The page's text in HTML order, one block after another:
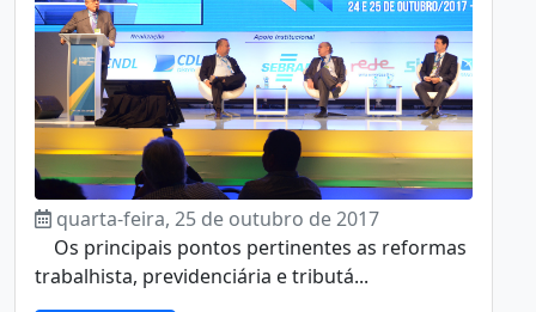
quarta-feira, 25 de outubro de 2017
Os principais pontos pertinentes as reformas
trabalhista, previdenciária e tributá...